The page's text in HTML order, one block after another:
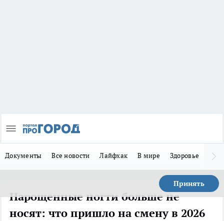
Документы Все новости Лайфхак В мире Здоровье
Принять
Нарощенные ногти больше не
носят: что пришло на смену в 2026